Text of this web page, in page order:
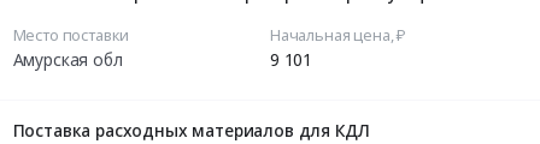
Место поставки
Амурская обл
Начальная цена, ₽
9 101
Поставка расходных материалов для КДЛ